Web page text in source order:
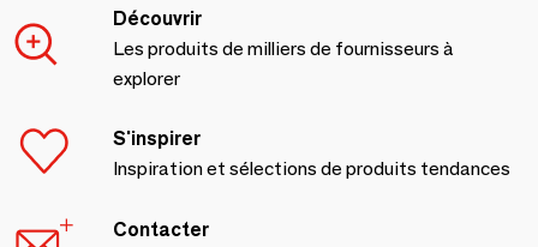
Découvrir
Les produits de milliers de fournisseurs à
explorer
S'inspirer
Inspiration et sélections de produits tendances
Contacter